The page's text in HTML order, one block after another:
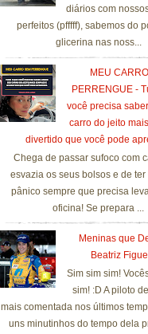
diários com
perfeitos (pfffff), sabemos do
glicerina nas noss...
MEU
PERRENGUE -
você precisa
carro do jeito
divertido que você pode
Chega de passar sufoco com
esvazia os seus bolsos e de ter
pânico sempre que precisa
oficina! Se prepara ...
Meninas que
Beatriz
Sim sim sim!
sim! :D A piloto
mais comentada nos últimos
uns minutinhos do tempo dela